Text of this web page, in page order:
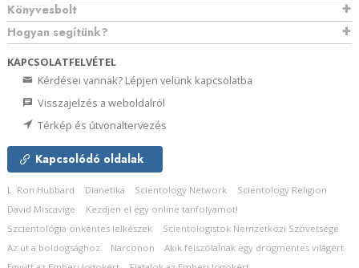
Könyvesbolt
Hogyan segítünk?
KAPCSOLATFELVÉTEL
Kérdései vannak? Lépjen velünk kapcsolatba
Visszajelzés a weboldalról
Térkép és útvonaltervezés
Kapcsolódó oldalak
L. Ron Hubbard Dianetika Scientology Network
Scientology Religion
David Miscavige
Kezdjen el egy online tanfolyamot!
Szcientológia önkéntes lelkészek
Scientologistok Nemzetközi Szövetsége
Az út a boldogsághoz
Narconon
Akik felszólalnak egy drogmentes világért